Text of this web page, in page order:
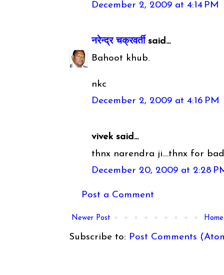
December 2, 2009 at 4:14 PM
नरेन्द्र चक्रवर्तीsaid...
Bahoot khub.
nkc
December 2, 2009 at 4:16 PM
vivek said...
thnx narendra ji....thnx for
December 20, 2009 at 2:28
Post a Comment
Newer Post Home
Subscribe to: Post Comments